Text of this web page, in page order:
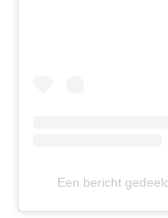
Een bericht